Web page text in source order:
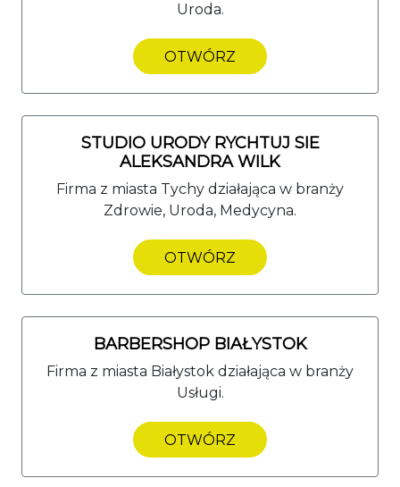
Uroda.
OTWÓRZ
STUDIO URODY RYCHTUJ SIE
ALEKSANDRA WILK
Firma z miasta Tychy działająca w branży
Zdrowie, Uroda, Medycyna.
OTWÓRZ
BARBERSHOP BIAŁYSTOK
Firma z miasta Białystok działająca w branży
Usługi.
OTWÓRZ